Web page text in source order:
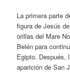
La primera parte
figura de Jesús
orillas del Mare
Belén para
Egipto. Después,
aparición de San